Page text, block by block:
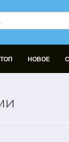
ТОП НОВОЕ